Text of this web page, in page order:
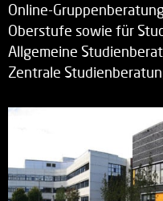
Online-
Oberstufe sowie für
Allgemeine
Zentrale